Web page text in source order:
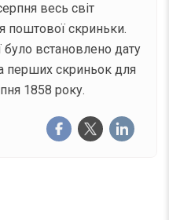
весь світ
поштової скриньки.
було встановлено дату
перших скриньок для
1858 року.